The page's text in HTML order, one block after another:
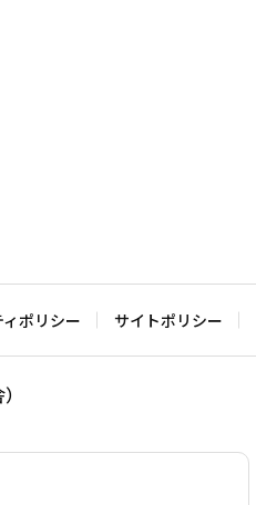
ポリシー サイトポリシー